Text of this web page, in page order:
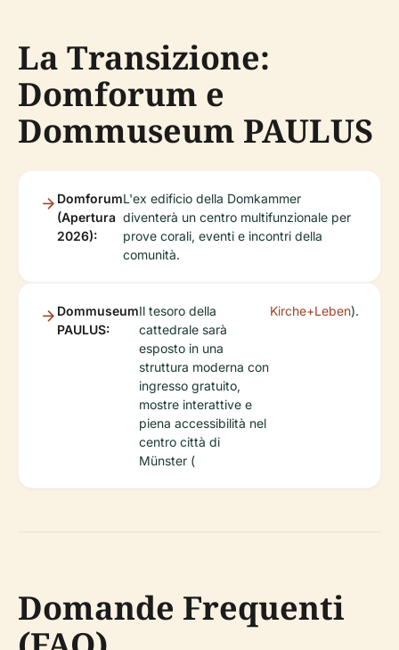
La Transizione:
Domforum e
Dommuseum PAULUS
Domforum
(Apertura
2026):
L'ex edificio della Domkammer
diventerà un centro multifunzionale per
prove corali, eventi e incontri della
comunità.
Dommuseum
PAULUS:
Il tesoro della
cattedrale sarà
esposto in una
struttura moderna con
ingresso gratuito,
mostre interattive e
piena accessibilità nel
centro città di
Münster (
Kirche+Leben).
Domande Frequenti